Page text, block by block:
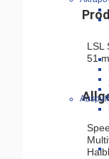
LSL
51